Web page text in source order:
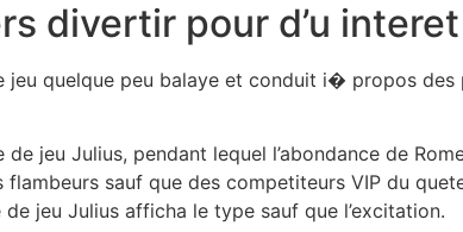
divertir pour d’u
jeu quelque peu balaye et conduit i� propos
de jeu Julius, pendant lequel l’abondance de
flambeurs sauf que des competiteurs VIP du
de jeu Julius afficha le type sauf que l’excitation.